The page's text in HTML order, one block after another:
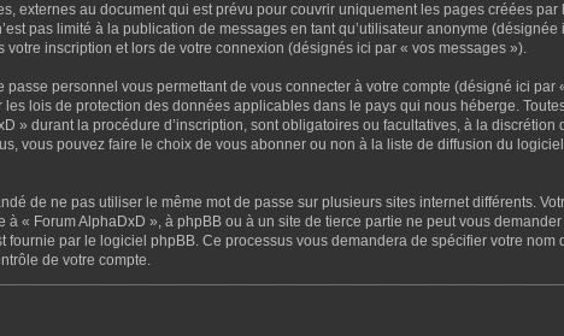
externes au document qui est prévu pour couvrir uniquement les pages créées
pas limité à la publication de messages en tant qu’utilisateur anonyme
inscription et lors de votre connexion (désignés ici par « vos messages »).
personnel vous permettant de vous connecter à votre compte (désigné ici par
lois de protection des données applicables dans le pays qui nous héberge.
durant la procédure d’inscription, sont obligatoires ou facultatives, à la discrétion
vous pouvez faire le choix de vous abonner ou non à la liste de diffusion du
de ne pas utiliser le même mot de passe sur plusieurs sites internet différents.
Forum AlphaDxD », à phpBB ou à un site de tierce partie ne peut vous
par le logiciel phpBB. Ce processus vous demandera de spécifier votre nom
de votre compte.